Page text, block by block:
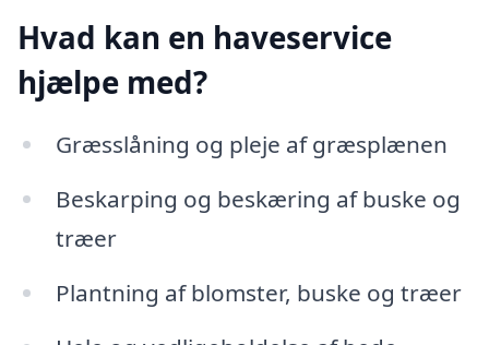
Hvad kan en haveservice
hjælpe med?
Græsslåning og pleje af græsplænen
Beskarping og beskæring af buske og
træer
Plantning af blomster, buske og træer